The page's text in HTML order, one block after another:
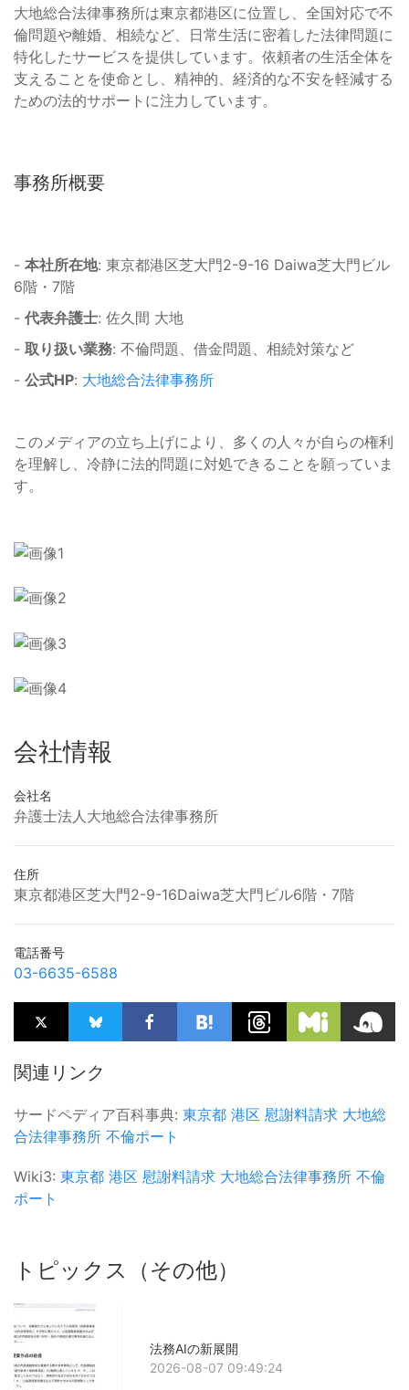
大地総合法律事務所は東京都港区に位置し、全国対応で不
倫問題や離婚、相続など、日常生活に密着した法律問題に
特化したサービスを提供しています。依頼者の生活全体を
支えることを使命とし、精神的、経済的な不安を軽減する
ための法的サポートに注力しています。
事務所概要
- 本社所在地: 東京都港区芝大門2-9-16 Daiwa芝大門ビル
6階・7階
- 代表弁護士: 佐久間 大地
- 取り扱い業務: 不倫問題、借金問題、相続対策など
- 公式HP: 大地総合法律事務所
このメディアの立ち上げにより、多くの人々が自らの権利
を理解し、冷静に法的問題に対処できることを願っていま
す。
会社情報
会社名
弁護士法人大地総合法律事務所
住所
東京都港区芝大門2-9-16Daiwa芝大門ビル6階・7階
電話番号
03-6635-6588
関連リンク
サードペディア百科事典: 東京都 港区 慰謝料請求 大地総
合法律事務所 不倫ポート
Wiki3: 東京都 港区 慰謝料請求 大地総合法律事務所 不倫
ポート
トピックス（その他）
法務AIの新展開
2026-08-07 09:49:24